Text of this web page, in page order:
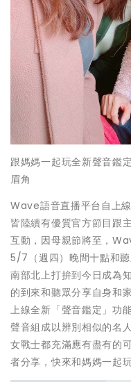
跟媽媽一起玩全新聲音鑑
眉角
Wave語音直播平台自上
皆陸續有優質官方節目跟
互動，因母親節將至，
5/7（週四）晚間十點和
南部北上打拚到今日成為
的到來和聽眾分享自身和
上線全新「聲音鑑定」功能
聲音組成以辨別相似的名
女戰士都充滿應有盡有的
者分享，快來和媽媽一起